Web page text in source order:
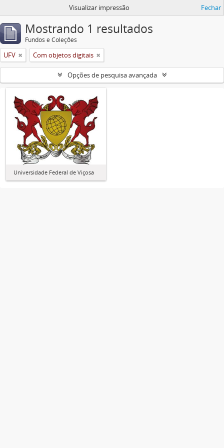
Visualizar impressão Fechar
Mostrando 1 resultados
Fundos e Coleções
UFV Com objetos digitais
Opções de pesquisa avançada
Universidade Federal de Viçosa